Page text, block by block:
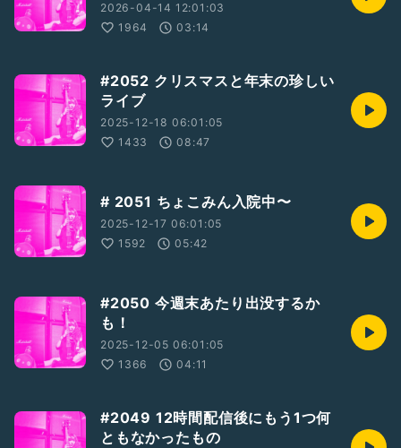
2026-04-14 12:01:03
1964
03:14
#2052 クリスマスと年末の珍しい
ライブ
2025-12-18 06:01:05
1433
08:47
# 2051 ちょこみん入院中〜
2025-12-17 06:01:05
1592
05:42
#2050 今週末あたり出没するか
も！
2025-12-05 06:01:05
1366
04:11
#2049 12時間配信後にもう1つ何
ともなかったもの